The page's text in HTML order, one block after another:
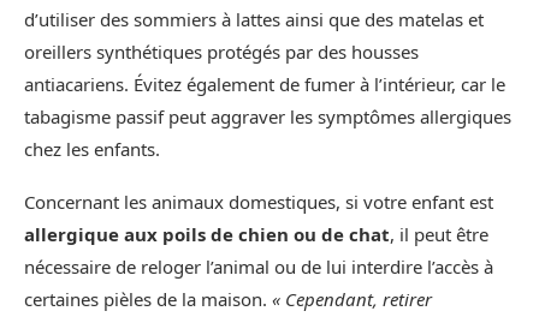
d’utiliser des sommiers à lattes ainsi que des matelas et
oreillers synthétiques protégés par des housses
antiacariens. Évitez également de fumer à l’intérieur, car le
tabagisme passif peut aggraver les symptômes allergiques
chez les enfants.
Concernant les animaux domestiques, si votre enfant est
allergique aux poils de chien ou de chat, il peut être
nécessaire de reloger l’animal ou de lui interdire l’accès à
certaines pièles de la maison. « Cependant, retirer